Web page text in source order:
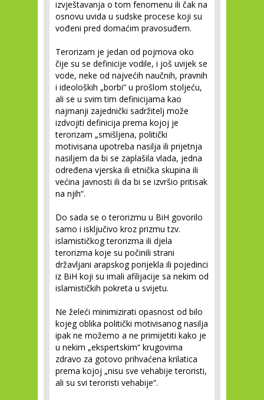
izvještavanja o tom fenomenu ili čak na
osnovu uvida u sudske procese koji su
vođeni pred domaćim pravosuđem.
Terorizam je jedan od pojmova oko
čije su se definicije vodile, i još uvijek se
vode, neke od najvećih naučnih, pravnih
i ideoloških „borbi“ u prošlom stoljeću,
ali se u svim tim definicijama kao
najmanji zajednički sadržitelj može
izdvojiti definicija prema kojoj je
terorizam „smišljena, politički
motivisana upotreba nasilja ili prijetnja
nasiljem da bi se zaplašila vlada, jedna
određena vjerska ili etnička skupina ili
većina javnosti ili da bi se izvršio pritisak
na njih“.
Do sada se o terorizmu u BiH govorilo
samo i isključivo kroz prizmu tzv.
islamističkog terorizma ili djela
terorizma koje su počinili strani
državljani arapskog porijekla ili pojedinci
iz BiH koji su imali afilijacije sa nekim od
islamističkih pokreta u svijetu.
Ne želeći minimizirati opasnost od bilo
kojeg oblika politički motivisanog nasilja
ipak ne možemo a ne primijetiti kako je
u nekim „ekspertskim“ krugovima
zdravo za gotovo prihvaćena krilatica
prema kojoj „nisu sve vehabije teroristi,
ali su svi teroristi vehabije“.